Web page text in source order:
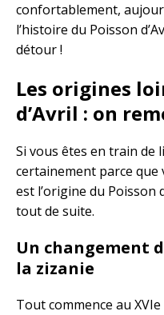
confortablement,
l’histoire du Poisson
détour !
Les origines
d’Avril : on
Si vous êtes en train de
certainement parce que
est l’origine du Poisson
tout de suite.
Un changement
la zizanie
Tout commence au